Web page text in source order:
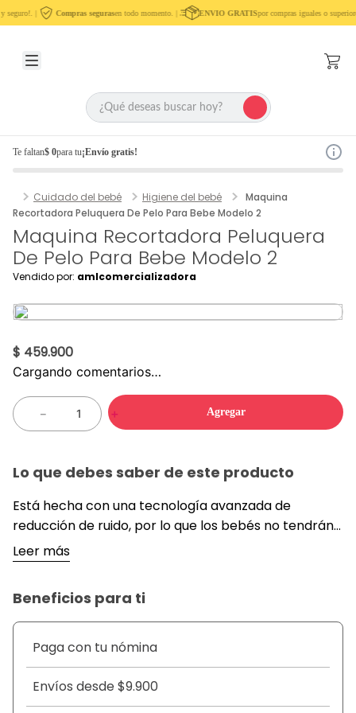
| Compras segurasen todo momento. | ENVIO GRATISpor compras iguales o
Te faltan$ 0para tu¡Envío gratis!
Cuidado del bebé Higiene del bebé
Maquina
Recortadora Peluquera De Pelo Para Bebe Modelo 2
Maquina Recortadora Peluquera
De Pelo Para Bebe Modelo 2
Vendido por: amlcomercializadora
$ 459.900
Cargando comentarios…
＋
－ Agregar
Lo que debes saber de este producto
Está hecha con una tecnología avanzada de
reducción de ruido, por lo que los bebés no tendrán
miedo y se puede utilizar incluso cuando duermen. La
hoja de cerámica está diseñada para bebés de 0 a
piel del bebé.*** DETALLES ***Sonido por debajo de
65 decibeles para que el/la niño/a se sienta
seguro/a;.*** Apta para todo tipo de cabello;.***
Suave al tacto;.*** Incluye traba de bloqueo de
seguridad para niños cuando no está en uso;.*** Para
cabellos secos o mojados;.*** Batería de litio
Leer más
Beneficios para ti
Paga con tu nómina
Envíos desde $9.900